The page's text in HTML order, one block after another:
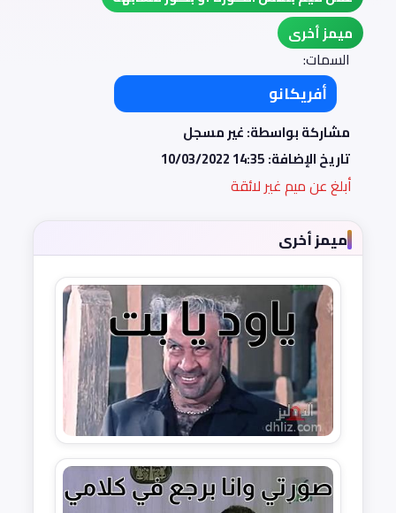
ميمز أخرى
السمات:
أفريكانو
مشاركة بواسطة: غير مسجل
تاريخ الإضافة:10/03/2022 14:35
أبلغ عن ميم غير لائقة
ميمز أخرى